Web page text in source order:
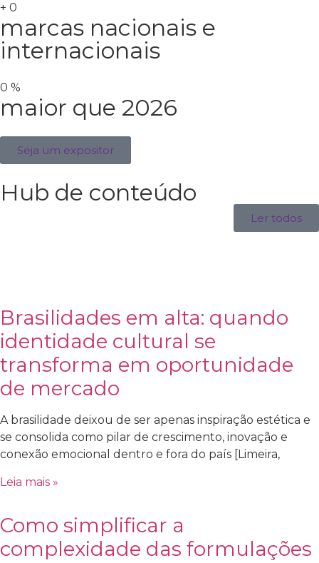
+ 0
marcas nacionais e
internacionais
0 %
maior que 2026
Seja um expositor
Hub de conteúdo
Ler todos
Brasilidades em alta: quando
identidade cultural se
transforma em oportunidade
de mercado
A brasilidade deixou de ser apenas inspiração estética e
se consolida como pilar de crescimento, inovação e
conexão emocional dentro e fora do país [Limeira,
Leia mais »
Como simplificar a
complexidade das formulações